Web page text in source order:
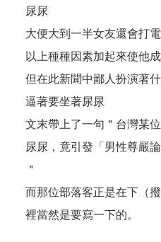
尿尿
大便大到一半女友還會打
以上種種因素加起來使他
但在此新聞中鄙人扮演著
逼著要坐著尿尿
文末帶上了一句＂台灣某
尿尿，竟引發「男性尊嚴
＂
而那位部落客正是在下（
裡當然是要寫一下的。